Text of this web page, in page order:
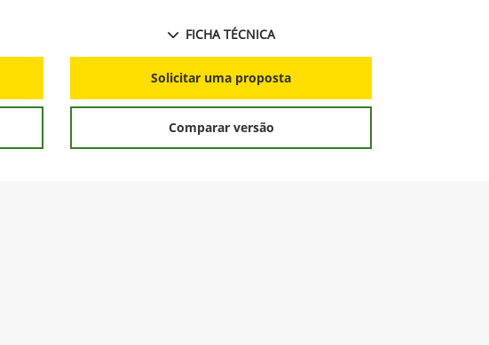
FICHA TÉCNICA
Solicitar uma proposta
Comparar versão